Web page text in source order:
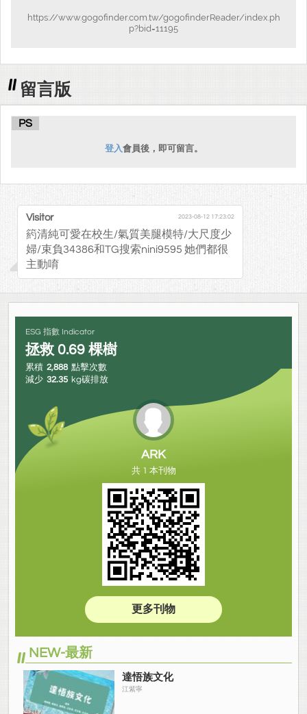
https://www.gogofinder.com.tw/gogofinderReader/index.ph
p?bid=11195
留言版
PS
登入會員後，即可留言。
Visitor 2023-08-12 17:23:02
箹清純可愛在校生/氣質美腿模特/大尺度少
婦/束負34386和TG搜索nini9595 她們都很
主動唷
ESG 指數 Indicator
拯救 0.69 棵樹
累積 2,888 點擊次數
減少 32.35 kg碳排放
ARK
共 1 本刊物
更多刊物
NEW-最新
達悟族文化
江紫寧